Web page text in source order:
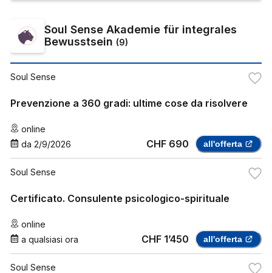
Soul Sense Akademie für integrales
Bewusstsein (9)
Soul Sense
Prevenzione a 360 gradi: ultime cose da risolvere
online
da 2/9/2026 CHF 690 all'offerta
Soul Sense
Certificato. Consulente psicologico-spirituale
online
a qualsiasi ora
CHF 1’450 all'offerta
Soul Sense